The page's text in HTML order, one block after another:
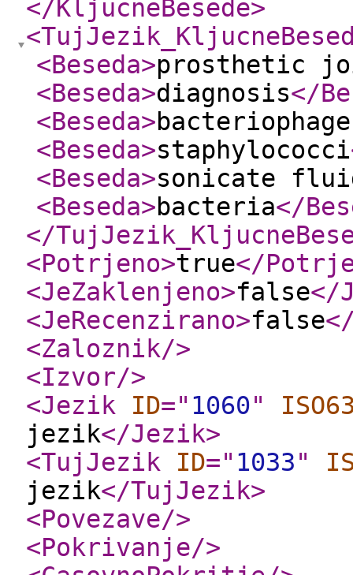
</KljucneBesede>
<Beseda>prosthetic
<Beseda>diagnosis</
<Beseda>
<Beseda>staphylococci
<Beseda>sonicate
<Beseda>bacteria</
</
<Potrjeno>true</
<JeZaklenjeno>false</
<JeRecenzirano>false
<Zaloznik/>
<Izvor/>
<Jezik
ID=" 1060"
jezik</Jezik>
<TujJezik
ID=" 1033"
jezik</TujJezik>
<Povezave/>
<Pokrivanje/>